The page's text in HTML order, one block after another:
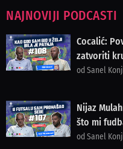
NAJNOVIJI PODCASTI
Cocalić:
zatvoriti
od Sanel
Nijaz
što mi
od Sanel